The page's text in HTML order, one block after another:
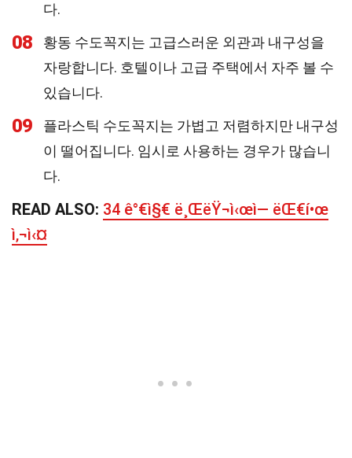
다.
08
황동 수도꼭지는 고급스러운 외관과 내구성을
자랑합니다. 호텔이나 고급 주택에서 자주 볼 수
있습니다.
09
플라스틱 수도꼭지는 가볍고 저렴하지만 내구성
이 떨어집니다. 임시로 사용하는 경우가 많습니
다.
READ ALSO: 34 ê°€ì§€ ë¸ŒëŸ¬ì‹œì— ëŒ€í•œ
ì‚¬ì‹¤